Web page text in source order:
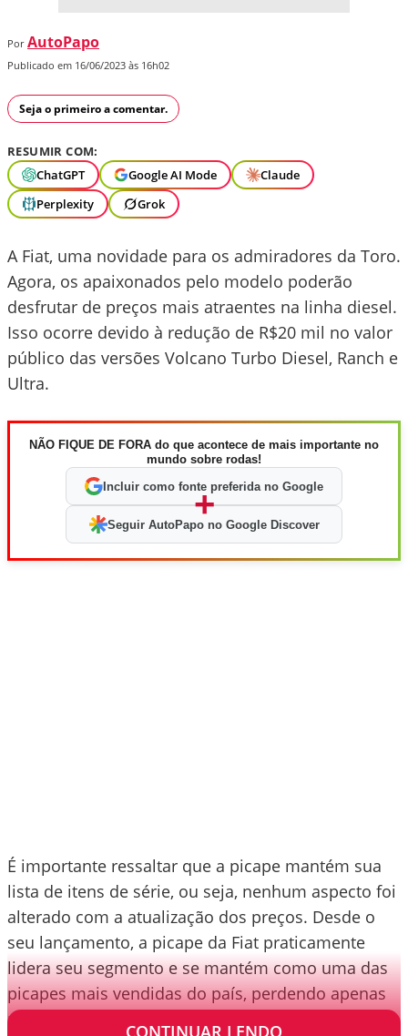
Por AutoPapo
Publicado em 16/06/2023 às 16h02
Seja o primeiro a comentar.
RESUMIR COM:
ChatGPT
Google AI Mode
Claude
Perplexity
Grok
A Fiat, uma novidade para os admiradores da Toro.
Agora, os apaixonados pelo modelo poderão
desfrutar de preços mais atraentes na linha diesel.
Isso ocorre devido à redução de R$20 mil no valor
público das versões Volcano Turbo Diesel, Ranch e
Ultra.
NÃO FIQUE DE FORA do que acontece de mais importante no
mundo sobre rodas!
Incluir como fonte preferida no Google
+
Seguir AutoPapo no Google Discover
É importante ressaltar que a picape mantém sua
lista de itens de série, ou seja, nenhum aspecto foi
alterado com a atualização dos preços. Desde o
seu lançamento, a picape da Fiat praticamente
lidera seu segmento e se mantém como uma das
picapes mais vendidas do país, perdendo apenas
para a Fiat Strada.